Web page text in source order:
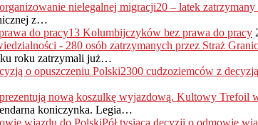
20 – latek
z…
13 Kolumbijczyków bez prawa do pracy
roku zatrzymali już…
2300 cudzoziemców z
koniczynka. Legia…